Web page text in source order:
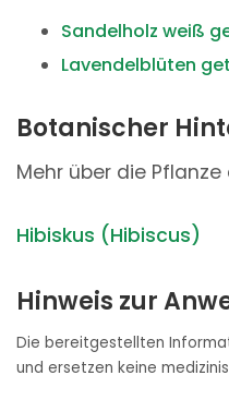
Sandelholz weiß
Lavendelblüten
Botanischer
Mehr über die Pflanze
Hibiskus (Hibiscus)
Hinweis zur
Die bereitgestellten
und ersetzen keine